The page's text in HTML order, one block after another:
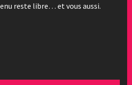
reste libre… et vous aussi.